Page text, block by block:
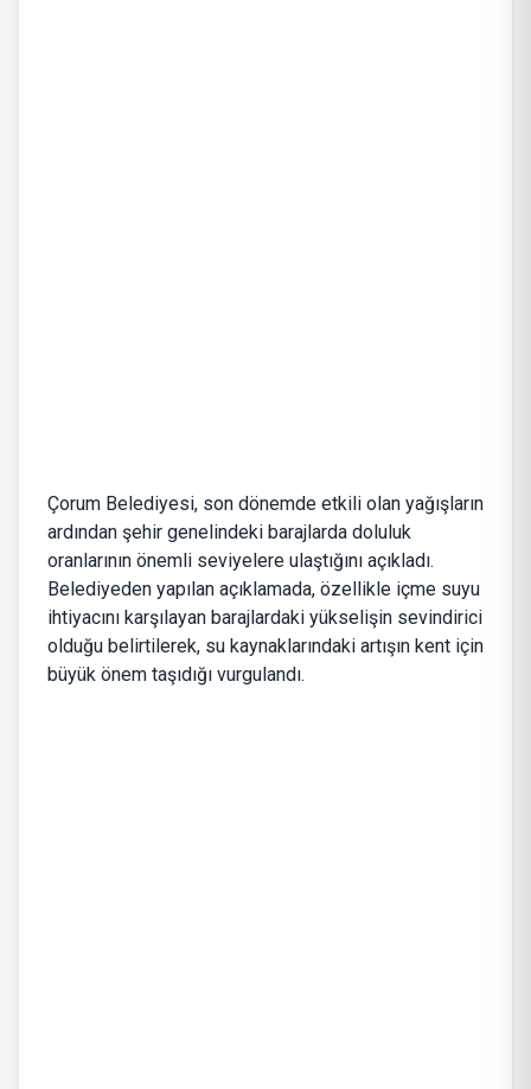
Çorum Belediyesi, son dönemde etkili olan yağışların
ardından şehir genelindeki barajlarda doluluk
oranlarının önemli seviyelere ulaştığını açıkladı.
Belediyeden yapılan açıklamada, özellikle içme suyu
ihtiyacını karşılayan barajlardaki yükselişin sevindirici
olduğu belirtilerek, su kaynaklarındaki artışın kent için
büyük önem taşıdığı vurgulandı.